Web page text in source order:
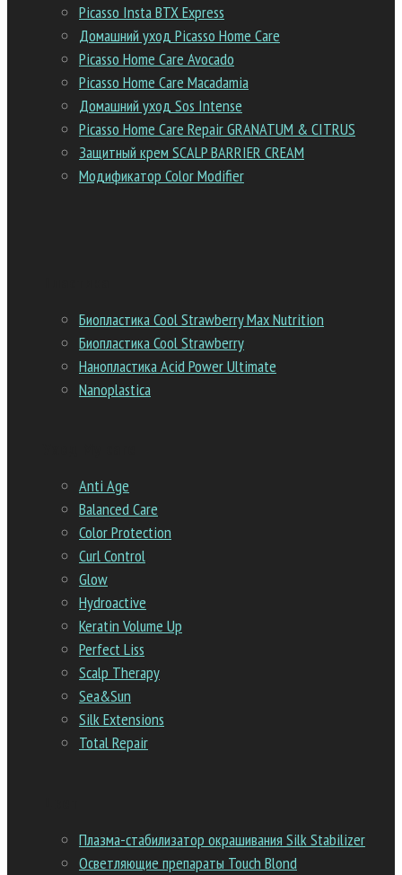
Picasso Insta BTX Express
Домашний уход Picasso Home Care
Picasso Home Care Avocado
Picasso Home Care Macadamia
Домашний уход Sos Intense
Picasso Home Care Repair GRANATUM & CITRUS
Защитный крем SCALP BARRIER CREAM
Модификатор Color Modifier
Биопластика Cool Strawberry Max Nutrition
Биопластика Cool Strawberry
Нанопластика Acid Power Ultimate
Nanoplastica
Anti Age
Balanced Сare
Color Protection
Curl Control
Glow
Hydroactive
Keratin Volume Up
Perfect Liss
Scalp Therapy
Sea&Sun
Silk Extensions
Total Repair
Плазма-стабилизатор окрашивания Silk Stabilizer
Осветляющие препараты Touch Blond